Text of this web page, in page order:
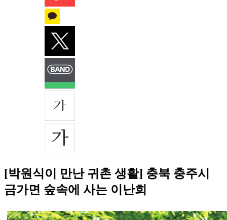
[박원식이 만난 귀촌 생활] 충북 충주시
금가면 숲속에 사는 이난희